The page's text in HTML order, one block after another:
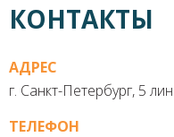
КОНТАКТЫ
АДРЕС
г. Санкт-Петербург, 5
ТЕЛЕФОН